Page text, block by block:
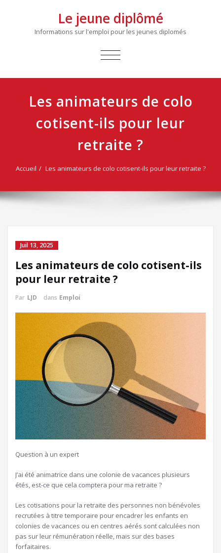
Le jeune diplômé
Informations sur l'emploi pour les jeunes diplomés
AFFICHER/MASQUER
Les animateurs de colo
cotisent-ils pour leur
retraite ?
Accueil Les animateurs de colo cotisent-ils pour leur retraite ?
Juil 13, 2025
Les animateurs de colo cotisent-ils
pour leur retraite ?
Par LJD dans Emploi
Question à un expert
J’ai été animatrice dans une colonie de vacances plusieurs
étés, est-ce que cela comptera pour ma retraite ?
Les cotisations pour la retraite des personnes non bénévoles
recrutées à titre temporaire pour encadrer les enfants en
colonies de vacances ou en centres aérés sont calculées non
pas sur leur rémunération réelle, mais sur des bases
forfaitaires.